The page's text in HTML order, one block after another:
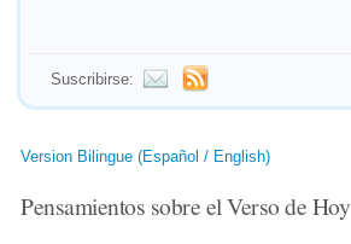
Suscribirse:
Version Bilingue (Español / English)
Pensamientos sobre el Verso de Hoy